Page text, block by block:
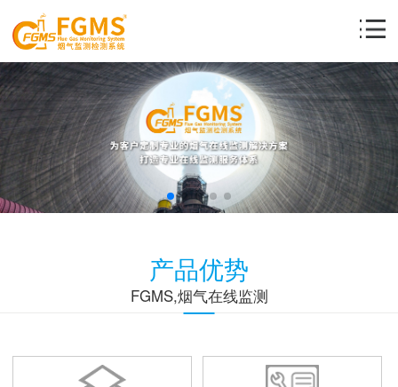
产品优势
FGMS,烟气在线监测